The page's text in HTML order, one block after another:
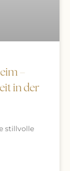
–
in der
stillvolle